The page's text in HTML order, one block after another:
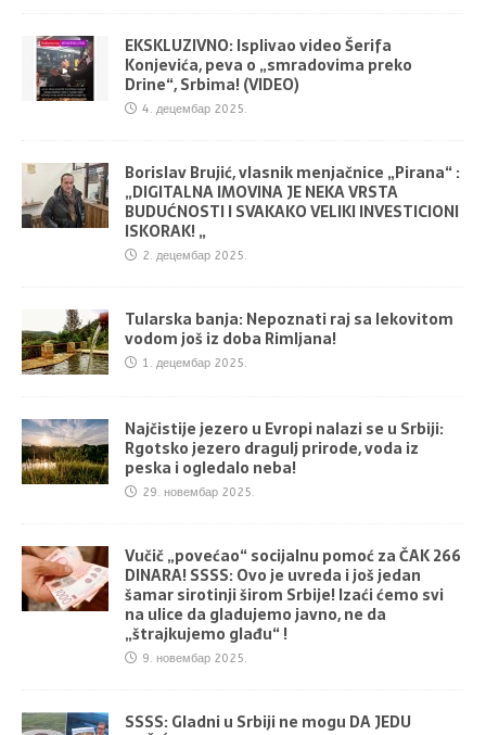
EKSKLUZIVNO: Isplivao video Šerifa
Konjevića, peva o „smradovima preko
Drine“, Srbima! (VIDEO)
4. децембар 2025.
Borislav Brujić, vlasnik menjačnice „Pirana“ :
„DIGITALNA IMOVINA JE NEKA VRSTA
BUDUĆNOSTI I SVAKAKO VELIKI INVESTICIONI
ISKORAK! „
2. децембар 2025.
Tularska banja: Nepoznati raj sa lekovitom
vodom još iz doba Rimljana!
1. децембар 2025.
Najčistije jezero u Evropi nalazi se u Srbiji:
Rgotsko jezero dragulj prirode, voda iz
peska i ogledalo neba!
29. новембар 2025.
Vučič „povećao“ socijalnu pomoć za ČAK 266
DINARA! SSSS: Ovo je uvreda i još jedan
šamar sirotinji širom Srbije! Izaći ćemo svi
na ulice da gladujemo javno, ne da
„štrajkujemo glađu“ !
9. новембар 2025.
SSSS: Gladni u Srbiji ne mogu DA JEDU